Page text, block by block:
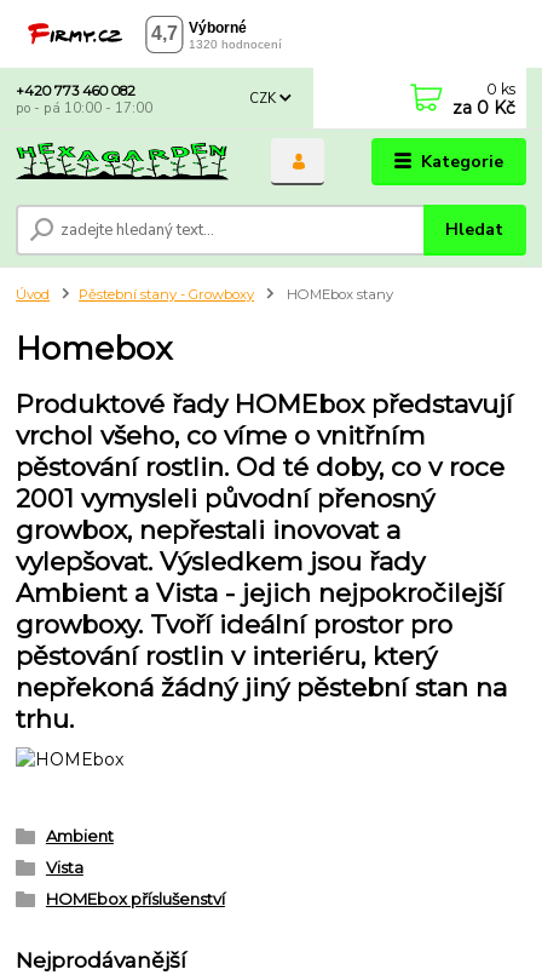
Kategorie
CZK
Hledat
+420 773 460 082
po - pá 10:00 - 17:00
0 ks
za 0 Kč
Úvod Pěstební stany - Growboxy HOMEbox stany
Homebox
Produktové řady HOMEbox představují
vrchol všeho, co víme o vnitřním
pěstování rostlin. Od té doby, co v roce
2001 vymysleli původní přenosný
growbox, nepřestali inovovat a
vylepšovat. Výsledkem jsou řady
Ambient a Vista - jejich nejpokročilejší
growboxy. Tvoří ideální prostor pro
pěstování rostlin v interiéru, který
nepřekoná žádný jiný pěstební stan na
trhu.
Ambient
Vista
HOMEbox příslušenství
Nejprodávanější